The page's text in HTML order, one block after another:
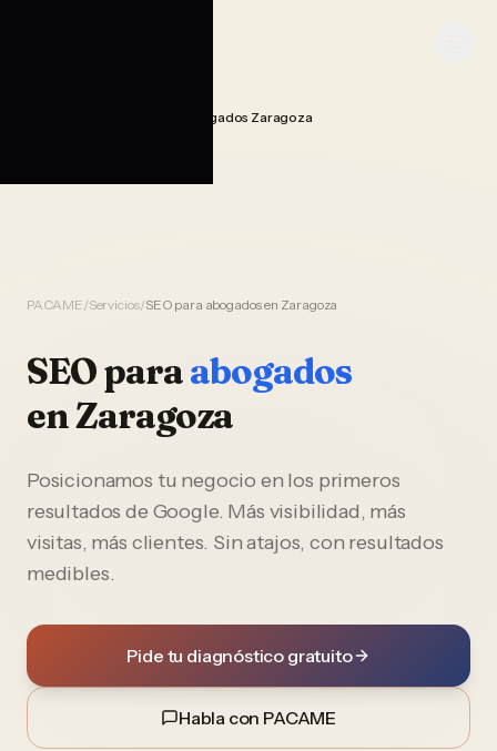
Seo Posicionamiento Abogados Zaragoza
PACAME/Servicios/SEO para abogados en Zaragoza
SEOparaabogados
enZaragoza
Posicionamos tu negocio en los primeros
resultados de Google. Más visibilidad, más
visitas, más clientes. Sin atajos, con resultados
medibles.
Pide tu diagnóstico gratuito
Habla con PACAME